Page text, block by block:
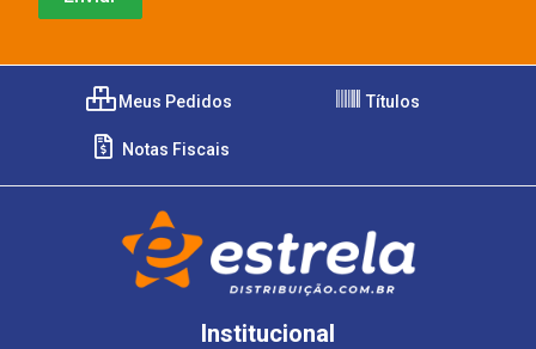
Meus Pedidos Títulos
Notas Fiscais
Institucional